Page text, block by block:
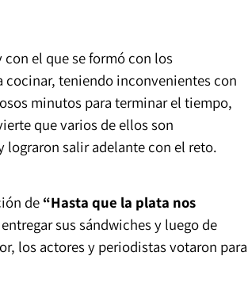
con el que se formó con los
cocinar, teniendo inconvenientes con
minutos para terminar el tiempo,
que varios de ellos son
salir adelante con el reto.
de “Hasta que la plata nos
sus sándwiches y luego de
los actores y periodistas votaron para